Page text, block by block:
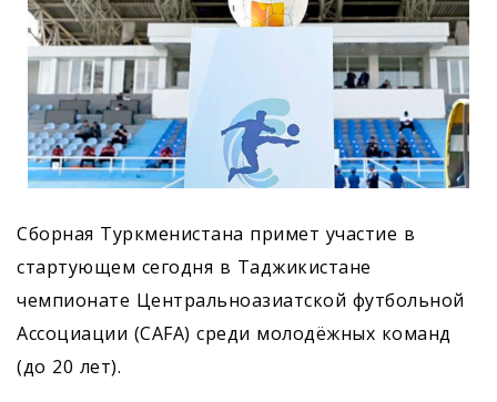
Сборная Туркменистана примет участие в
стартующем сегодня в Таджикистане
чемпионате Центральноазиатской футбольной
Ассоциации (CAFA) среди молодёжных команд
(до 20 лет).